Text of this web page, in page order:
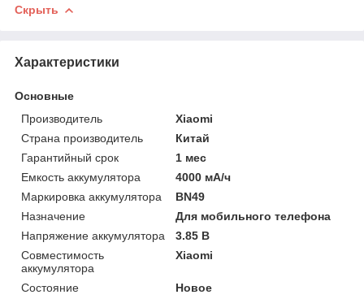
Скрыть
Характеристики
Основные
Производитель
Xiaomi
Страна производитель
Китай
Гарантийный срок
1 мес
Емкость аккумулятора
4000 мА/ч
Маркировка аккумулятора
BN49
Назначение
Для мобильного телефона
Напряжение аккумулятора
3.85 В
Совместимость
аккумулятора
Xiaomi
Состояние
Новое